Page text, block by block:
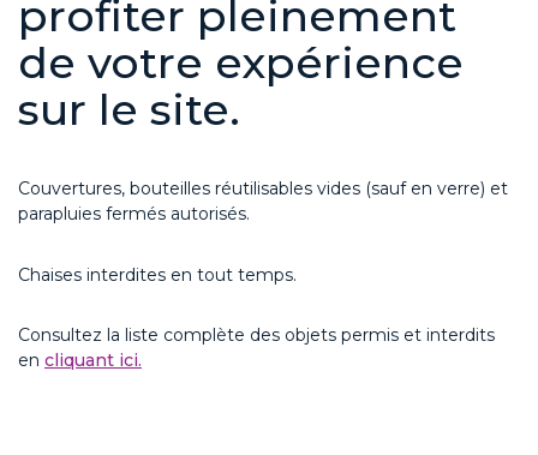
profiter pleinement
de votre expérience
sur le site.
Couvertures, bouteilles réutilisables vides (sauf en verre) et
parapluies fermés autorisés.
Chaises interdites en tout temps.
Consultez la liste complète des objets permis et interdits
en cliquant ici.